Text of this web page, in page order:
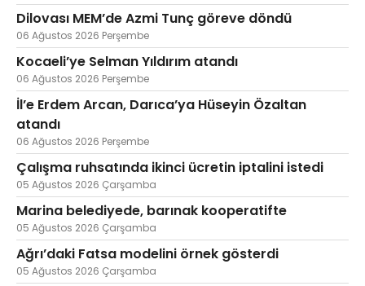
Dilovası MEM’de Azmi Tunç göreve döndü
06 Ağustos 2026 Perşembe
Kocaeli’ye Selman Yıldırım atandı
06 Ağustos 2026 Perşembe
İl’e Erdem Arcan, Darıca’ya Hüseyin Özaltan
atandı
06 Ağustos 2026 Perşembe
Çalışma ruhsatında ikinci ücretin iptalini istedi
05 Ağustos 2026 Çarşamba
Marina belediyede, barınak kooperatifte
05 Ağustos 2026 Çarşamba
Ağrı’daki Fatsa modelini örnek gösterdi
05 Ağustos 2026 Çarşamba